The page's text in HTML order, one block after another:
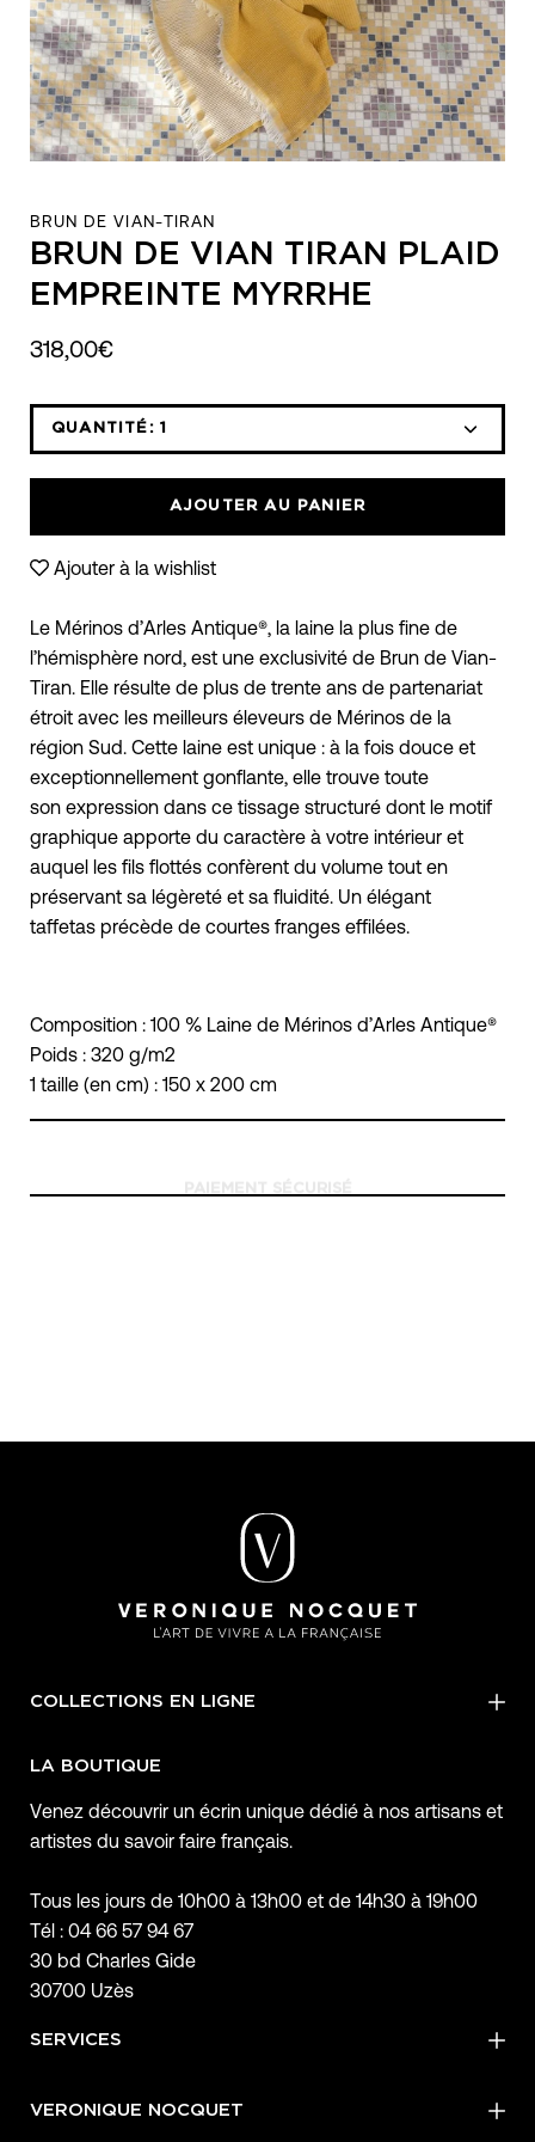
BRUN DE VIAN-TIRAN
BRUN DE VIAN TIRAN PLAID
EMPREINTE MYRRHE
318,00€
QUANTITÉ: 1
AJOUTER AU PANIER
Ajouter à la wishlist
Le Mérinos d’Arles Antique®, la laine la plus fine de
l’hémisphère nord, est une exclusivité de Brun de Vian-
Tiran. Elle résulte de plus de trente ans de partenariat
étroit avec les meilleurs éleveurs de Mérinos de la
région Sud. Cette laine est unique : à la fois douce et
exceptionnellement gonflante, elle trouve toute
son expression dans ce tissage structuré dont le motif
graphique apporte du caractère à votre intérieur et
auquel les fils flottés confèrent du volume tout en
préservant sa légèreté et sa fluidité. Un élégant
taffetas précède de courtes franges effilées.
Composition : 100 % Laine de Mérinos d’Arles Antique®
Poids : 320 g/m2
1 taille (en cm) : 150 x 200 cm
COLLECTIONS EN LIGNE
LA BOUTIQUE
Venez découvrir un écrin unique dédié à nos artisans et
artistes du savoir faire français.
Tous les jours de 10h00 à 13h00 et de 14h30 à 19h00
Tél : 04 66 57 94 67
30 bd Charles Gide
30700 Uzès
SERVICES
VERONIQUE NOCQUET